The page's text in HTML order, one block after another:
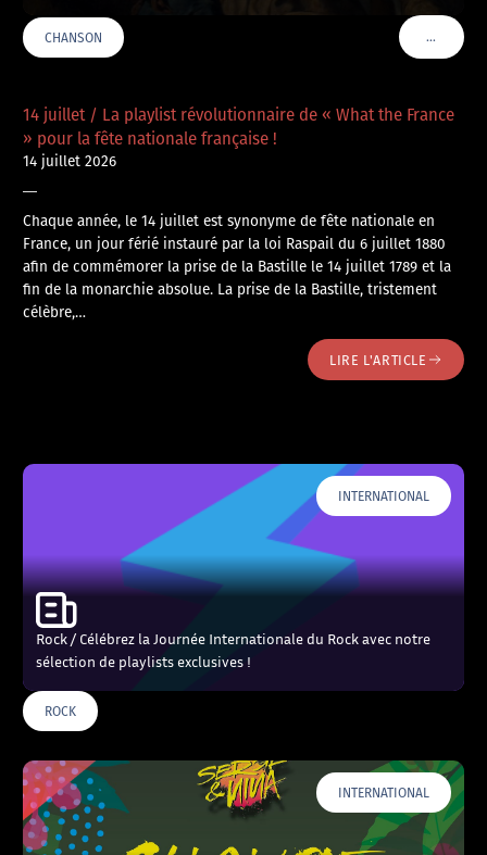
CHANSON …VOIR
14 juillet / La playlist révolutionnaire de « What the France
» pour la fête nationale française !
14 juillet 2026
—
Chaque année, le 14 juillet est synonyme de fête nationale en
France, un jour férié instauré par la loi Raspail du 6 juillet 1880
afin de commémorer la prise de la Bastille le 14 juillet 1789 et la
fin de la monarchie absolue. La prise de la Bastille, tristement
célèbre,…
LIRE L'ARTICLE
INTERNATIONAL
Rock / Célébrez la Journée Internationale du Rock avec notre
sélection de playlists exclusives !
ROCK
INTERNATIONAL